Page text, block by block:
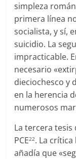
simpleza
primera línea
socialista, y sí,
suicidio. La
impracticable.
necesario
dieciochesco y
en la herencia
numerosos
La tercera
PCE22. La
añadía que